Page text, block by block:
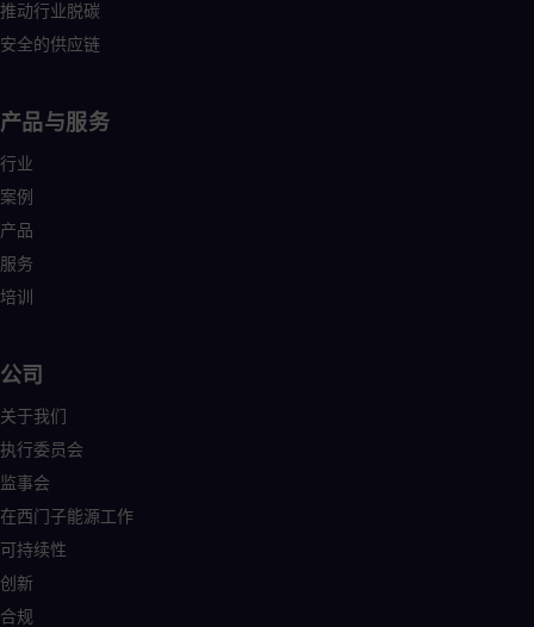
推动行业脱碳
安全的供应链
产品与服务
行业
案例
产品
服务
培训
公司
关于我们
执行委员会
监事会
在西门子能源工作
可持续性
创新
合规